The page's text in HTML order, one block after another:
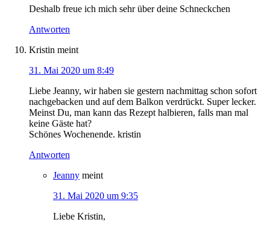
Deshalb freue ich mich sehr über deine Schneckchen
Antworten
Kristin meint
31. Mai 2020 um 8:49
Liebe Jeanny, wir haben sie gestern nachmittag schon sofort
nachgebacken und auf dem Balkon verdrückt. Super lecker.
Meinst Du, man kann das Rezept halbieren, falls man mal
keine Gäste hat?
Schönes Wochenende. kristin
Antworten
Jeanny meint
31. Mai 2020 um 9:35
Liebe Kristin,